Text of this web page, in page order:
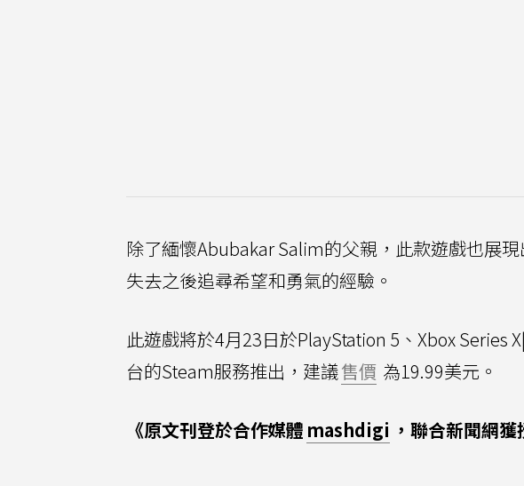
除了緬懷Abubakar Salim的父親，此款遊戲也展
失去之後追尋希望和勇氣的經驗。
此遊戲將於4月23日於PlayStation 5、Xbox Series
台的Steam服務推出，建議售價 為19.99美元。
《原文刊登於合作媒體 mashdigi ，聯合新聞網獲